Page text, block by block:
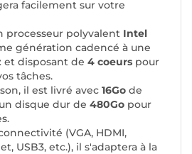
facilement sur votre
processeur polyvalent Intel
génération cadencé à une
et disposant de 4 coeurs pour
tâches.
il est livré avec 16Go de
disque dur de 480Go pour
(VGA, HDMI,
USB3, etc.), il s'adaptera à la